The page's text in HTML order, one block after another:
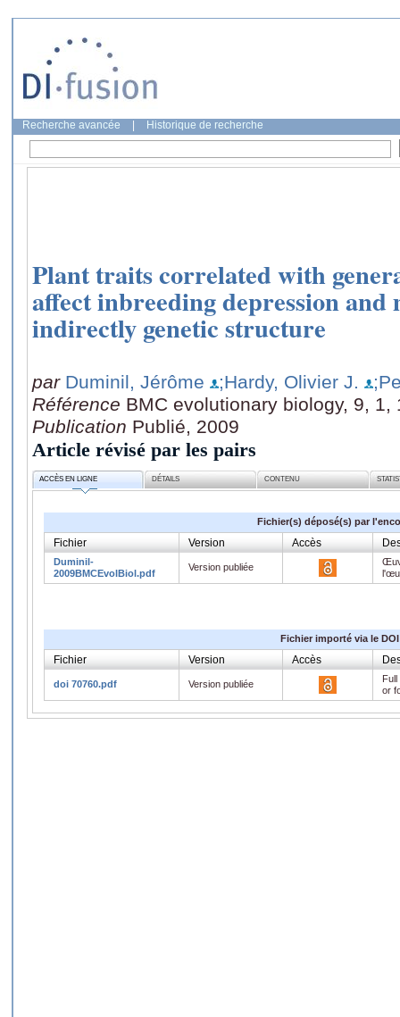
Recherche avancée Historique de recherche
Plant traits correlated with
affect inbreeding depression and
indirectly genetic structure
par Duminil, Jérôme ;Hardy, Olivier J.
Référence BMC evolutionary biology, 9, 1,
Publication Publié, 2009
Article révisé par les pairs
ACCÈS EN LIGNE DÉTAILS CONTENU
Fichier(s) déposé(s) par
Fichier Version Accès
Duminil-
2009BMCEvolBiol.pdf
Version publiée
Fichier importé via le DOI
Fichier Version Accès
doi 70760.pdf Version publiée
or